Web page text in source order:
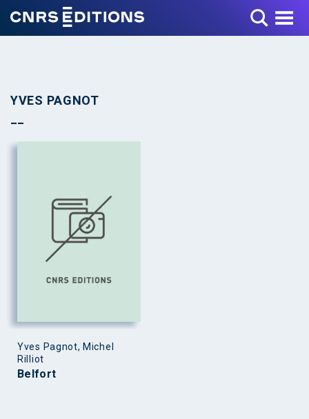
Toggle Menu
YVES PAGNOT
Yves Pagnot, Michel
Rilliot
Belfort